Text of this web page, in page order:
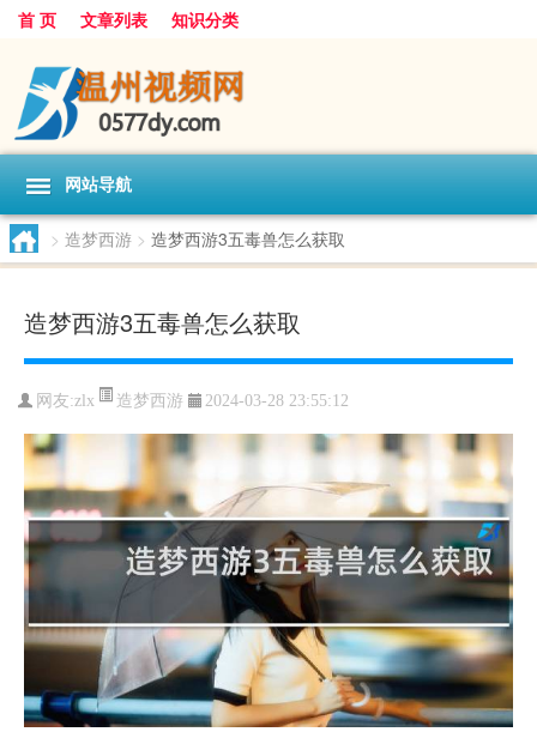
首 页 文章列表 知识分类
网站导航
> 造梦西游 > 造梦西游3五毒兽怎么获取
造梦西游3五毒兽怎么获取
网友:zlx 造梦西游 2024-03-28 23:55:12